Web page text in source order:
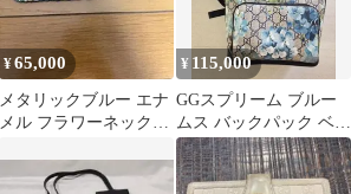
¥65,000
メタリックブルー エナ
メル フラワーネックレ
¥ 115,000
GGスプリーム ブルー
ムス バックパック ベー
ジュ×ブルー 花柄 レザ
ー